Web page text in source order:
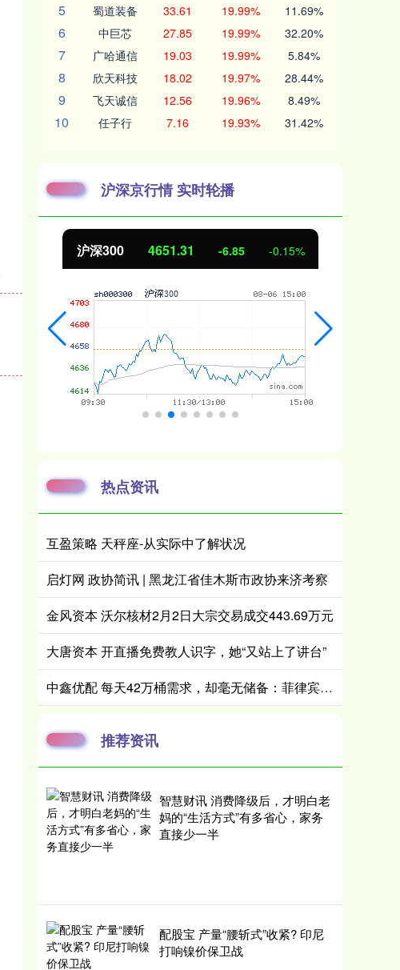
5 蜀道装备 33.61 19.99% 11.69%
6 中巨芯 27.85 19.99% 32.20%
7 广哈通信 19.03 19.99% 5.84%
8 欣天科技 18.02 19.97% 28.44%
9 飞天诚信 12.56 19.96% 8.49%
10 任子行 7.16 19.93% 31.42%
沪深京行情 实时轮播
沪深300 4651.31 -6.85 -0.15%
热点资讯
互盈策略 天秤座-从实际中了解状况
启灯网 政协简讯 | 黑龙江省佳木斯市政协来济考察
金风资本 沃尔核材2月2日大宗交易成交443.69万元
大唐资本 开直播免费教人识字，她“又站上了讲台”
中鑫优配 每天42万桶需求，却毫无储备：菲律宾为何把自己逼到绝境？
推荐资讯
智慧财讯 消费降级后，才明白老
妈的“生活方式”有多省心，家务
直接少一半
配股宝 产量“腰斩式”收紧? 印尼
打响镍价保卫战